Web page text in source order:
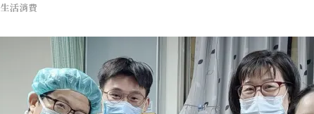
生活消費